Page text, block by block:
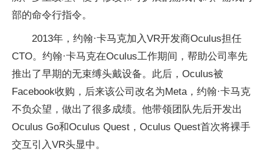
部的命令行指令。
2013年，约翰·卡马克加入VR开发商Oculus担任
CTO。约翰·卡马克在Oculus工作期间，帮助公司率先
推出了早期的无束缚头戴设备。此后，Oculus被
Facebook收购，后来该公司改名为Meta，约翰·卡马克
不负众望，做出了很多成绩。他带领团队先后开发出
Oculus Go和Oculus Quest，Oculus Quest首次将裸手
交互引入VR头显中。